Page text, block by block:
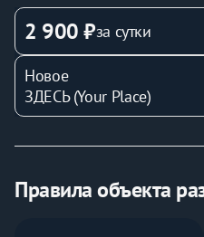
Дизайнерские
2 900 ₽за сутки
Новое
ЗДЕСЬ (Your Place)
Правила объекта